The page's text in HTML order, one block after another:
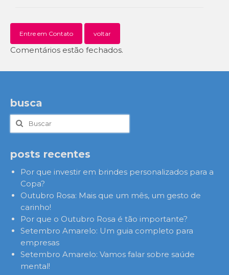
Entre em Contato voltar
Comentários estão fechados.
busca
Buscar
por:
posts recentes
Por que investir em brindes personalizados para a
Copa?
Outubro Rosa: Mais que um mês, um gesto de
carinho!
Por que o Outubro Rosa é tão importante?
Setembro Amarelo: Um guia completo para
empresas
Setembro Amarelo: Vamos falar sobre saúde
mental!